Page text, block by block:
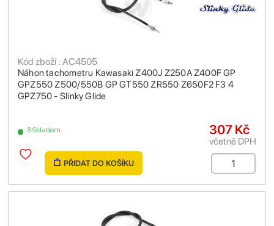
Náhon tachometru Kawasaki Z400J Z250A Z400F GP
GPZ550 Z500/550B GP GT550 ZR550 Z650F2 F3 4
GPZ750 - Slinky Glide
Kód zboží : AC4505
3 Skladem 307 Kč
včetně DPH
PŘIDAT DO KOŠÍKU